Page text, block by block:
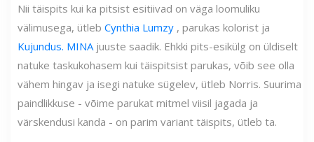
Nii täispits kui ka pitsist esitiivad on väga loomuliku
välimusega, ütleb Cynthia Lumzy , parukas kolorist ja
Kujundus. MINAjuuste saadik. Ehkki pits-esikülg on üldiselt
natuke taskukohasem kui täispitsist parukas, võib see olla
vähem hingav ja isegi natuke sügelev, ütleb Norris. Suurima
paindlikkuse - võime parukat mitmel viisil jagada ja
värskendusi kanda - on parim variant täispits, ütleb ta.